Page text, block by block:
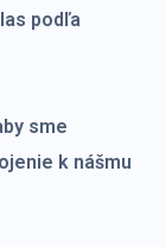
podľa
sme
k nášmu